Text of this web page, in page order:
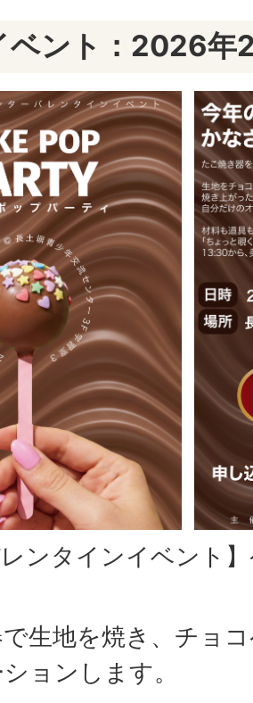
ベント：2026年
ンタインイベント
生地を焼き、チョ
ョンします。